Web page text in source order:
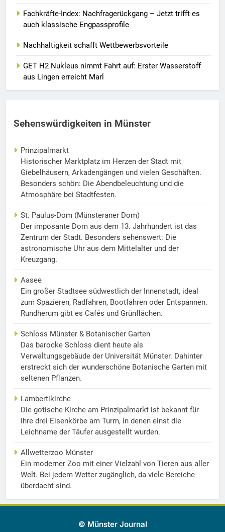
Fachkräfte-Index: Nachfragerückgang – Jetzt trifft es
auch klassische Engpassprofile
Nachhaltigkeit schafft Wettbewerbsvorteile
GET H2 Nukleus nimmt Fahrt auf: Erster Wasserstoff
aus Lingen erreicht Marl
Sehenswürdigkeiten in Münster
Prinzipalmarkt
Historischer Marktplatz im Herzen der Stadt mit
Giebelhäusern, Arkadengängen und vielen Geschäften.
Besonders schön: Die Abendbeleuchtung und die
Atmosphäre bei Stadtfesten.
St. Paulus-Dom (Münsteraner Dom)
Der imposante Dom aus dem 13. Jahrhundert ist das
Zentrum der Stadt. Besonders sehenswert: Die
astronomische Uhr aus dem Mittelalter und der
Kreuzgang.
Aasee
Ein großer Stadtsee südwestlich der Innenstadt, ideal
zum Spazieren, Radfahren, Bootfahren oder Entspannen.
Rundherum gibt es Cafés und Grünflächen.
Schloss Münster & Botanischer Garten
Das barocke Schloss dient heute als
Verwaltungsgebäude der Universität Münster. Dahinter
erstreckt sich der wunderschöne Botanische Garten mit
seltenen Pflanzen.
Lambertikirche
Die gotische Kirche am Prinzipalmarkt ist bekannt für
ihre drei Eisenkörbe am Turm, in denen einst die
Leichname der Täufer ausgestellt wurden.
Allwetterzoo Münster
Ein moderner Zoo mit einer Vielzahl von Tieren aus aller
Welt. Bei jedem Wetter zugänglich, da viele Bereiche
überdacht sind.
© Münster Journal